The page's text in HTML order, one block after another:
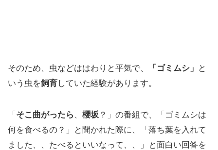
そのため、虫などははわりと平気で、 「ゴミムシ」
と
いう虫を飼育していた経験があります。
「 そこ曲がったら 、 櫻坂 ？」の番組で、「ゴミムシは
何を食べるの？」と聞かれた際に、「落ち葉を入れて
ました、、たべるといいなって、、」と面白い回答を